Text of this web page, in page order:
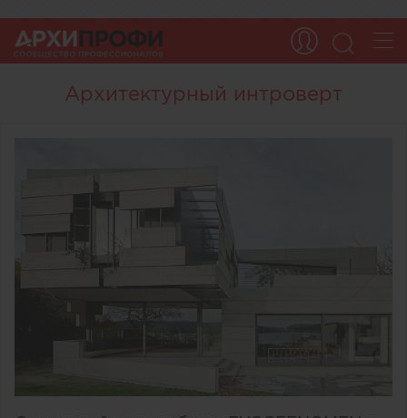
Архитектурный интроверт